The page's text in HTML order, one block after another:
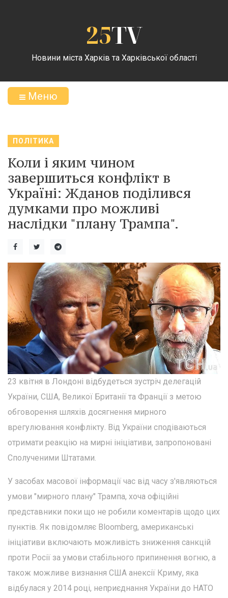
25TV
Новини міста Харків та Харківської області
Меню
ПОЛІТИКА
Коли і яким чином
завершиться конфлікт в
Україні: Жданов поділився
думками про можливі
наслідки "плану Трампа".
23 квітня в Лондоні відбудеться зустріч делегацій
України, США, Великої Британії та Франції з метою
обговорення шляхів досягнення мирного
врегулювання конфлікту. Від України сподіваються
отримати реакцію на мирні ініціативи, запропоновані
Сполученими Штатами.
У засобах масової інформації час від часу з'являються
умови "мирного плану" Трампа, хоча офіційні
представники поки що не робили коментарів щодо цих
пунктів. Як повідомляє Bloomberg, американські
ініціативи включають можливість зниження санкцій
проти Росії за умови стабільного припинення вогню, а
також можливе визнання США анексії Криму, яка
відбулася у 2014 році, неприєднання України до НАТО